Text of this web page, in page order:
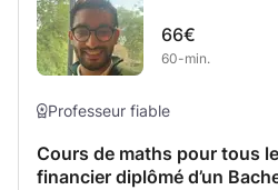
les mathématiques appliquées et
connais les différentes
luxembourgeois (IB, européen et
également un diplôme C1 en
66€
60-min.
Professeur fiable
Cours de maths pour tous
financier diplômé d’un